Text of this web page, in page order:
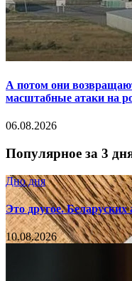
А потом они
масштабные атаки на
06.08.2026
Популярное за 3
Дно дня
Это другое.
10.08.2026